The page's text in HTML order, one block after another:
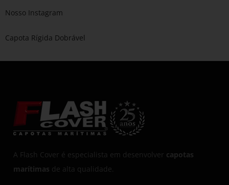
Nosso Instagram
Capota Rígida Dobrável
A Flash Cover é especialista em desenvolver capotas
marítimas de alta qualidade.